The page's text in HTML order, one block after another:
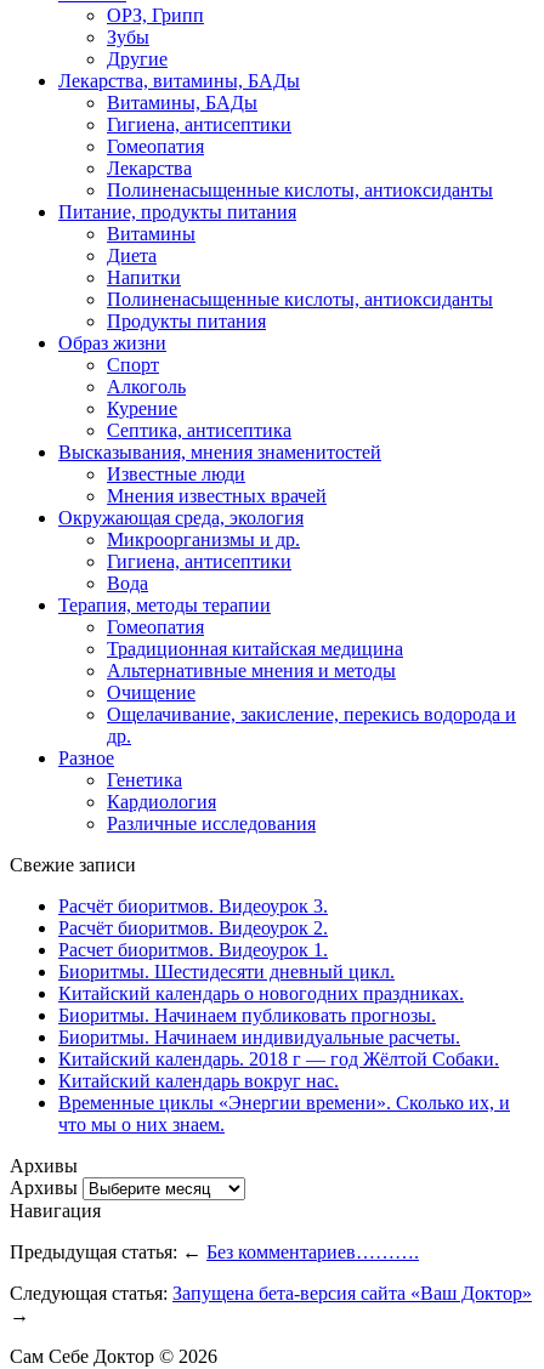
ОРЗ, Грипп
Зубы
Другие
Лекарства, витамины, БАДы
Витамины, БАДы
Гигиена, антисептики
Гомеопатия
Лекарства
Полиненасыщенные кислоты, антиоксиданты
Питание, продукты питания
Витамины
Диета
Напитки
Полиненасыщенные кислоты, антиоксиданты
Продукты питания
Образ жизни
Спорт
Алкоголь
Курение
Септика, антисептика
Высказывания, мнения знаменитостей
Известные люди
Мнения известных врачей
Окружающая среда, экология
Микроорганизмы и др.
Гигиена, антисептики
Вода
Терапия, методы терапии
Гомеопатия
Традиционная китайская медицина
Альтернативные мнения и методы
Очищение
Ощелачивание, закисление, перекись водорода и
др.
Разное
Генетика
Кардиология
Различные исследования
Свежие записи
Расчёт биоритмов. Видеоурок 3.
Расчёт биоритмов. Видеоурок 2.
Расчет биоритмов. Видеоурок 1.
Биоритмы. Шестидесяти дневный цикл.
Китайский календарь о новогодних праздниках.
Биоритмы. Начинаем публиковать прогнозы.
Биоритмы. Начинаем индивидуальные расчеты.
Китайский календарь. 2018 г — год Жёлтой Собаки.
Китайский календарь вокруг нас.
Временные циклы «Энергии времени». Сколько их, и
что мы о них знаем.
Архивы
Архивы
Навигация
Предыдущая статья: ← Без комментариев……….
Следующая статья: Запущена бета-версия сайта «Ваш Доктор»
→
Сам Себе Доктор © 2026